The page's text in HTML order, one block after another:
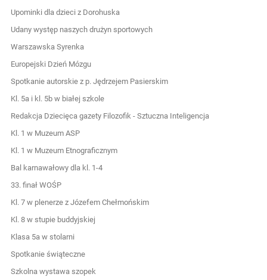
Upominki dla dzieci z Dorohuska
Udany występ naszych drużyn sportowych
Warszawska Syrenka
Europejski Dzień Mózgu
Spotkanie autorskie z p. Jędrzejem Pasierskim
Kl. 5a i kl. 5b w białej szkole
Redakcja Dziecięca gazety Filozofik - Sztuczna Inteligencja
Kl. 1 w Muzeum ASP
Kl. 1 w Muzeum Etnograficznym
Bal karnawałowy dla kl. 1-4
33. finał WOŚP
Kl. 7 w plenerze z Józefem Chełmońskim
Kl. 8 w stupie buddyjskiej
Klasa 5a w stolarni
Spotkanie świąteczne
Szkolna wystawa szopek